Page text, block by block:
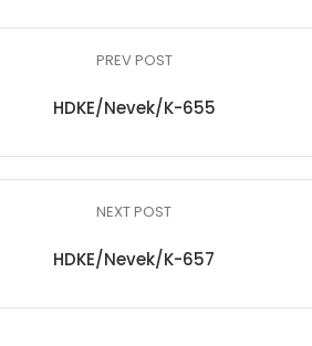
PREV POST
HDKE/Nevek/K-655
NEXT POST
HDKE/Nevek/K-657